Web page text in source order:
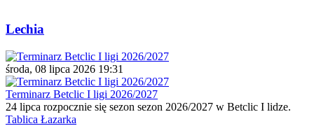
Lechia
środa, 08 lipca 2026 19:31
Terminarz Betclic I ligi 2026/2027
24 lipca rozpocznie się sezon sezon 2026/2027 w Betclic I lidze.
Tablica Łazarka